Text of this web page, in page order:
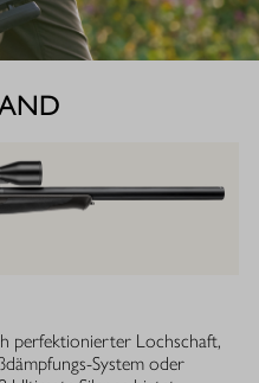
perfektionierter Lochschaft,
System oder